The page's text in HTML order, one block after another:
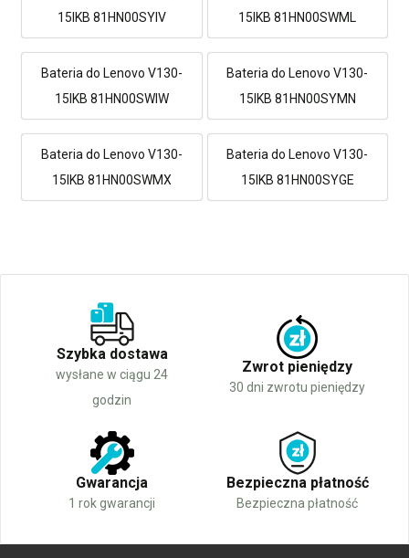
15IKB 81HN00SYIV
15IKB 81HN00SWML
Bateria do Lenovo V130-
15IKB 81HN00SWIW
Bateria do Lenovo V130-
15IKB 81HN00SYMN
Bateria do Lenovo V130-
15IKB 81HN00SWMX
Bateria do Lenovo V130-
15IKB 81HN00SYGE
Szybka dostawa
wysłane w ciągu 24
godzin
Zwrot pieniędzy
30 dni zwrotu pieniędzy
Gwarancja
1 rok gwarancji
Bezpieczna płatność
Bezpieczna płatność